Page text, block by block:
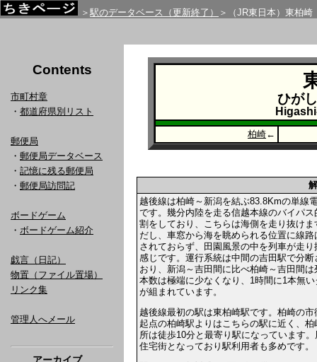
＞ 駅のデータベース（更新終了） ＞（JR東日本）東柏崎
Contents
市町村章
・ 都道府県別リスト
郵便局
・ 郵便局データベース
・ 記憶に残る郵便局
・ 郵便局訪問記
ボードゲーム
・ ボードゲーム紹介
戯言（日記）
物置（ファイル置場）
リンク集
管理人へメール
アーカイブ
ひが
柏崎←
越後線は柏崎～新潟を結ぶ83.8Kmの単線
です。幾分内陸を走る信越本線のバイパス
割をしており、こちらは海側を走り抜けま
だし、車窓から海を眺められる位置に線路
されておらず、田園風景の中を列車が走り
感じです。運行系統は中間の吉田駅で分断
おり、新潟～吉田間に比べ柏崎～吉田間は
本数は極端に少なくなり、1時間に1本無
が組まれています。
越後線最初の駅は東柏崎駅です。柏崎の市
起点の柏崎駅よりはこちらの駅に近く、柏
所は徒歩10分と最寄り駅になっています
住宅街となっており駅利用者も多めです。